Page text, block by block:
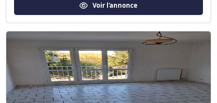
Voir l'annonce